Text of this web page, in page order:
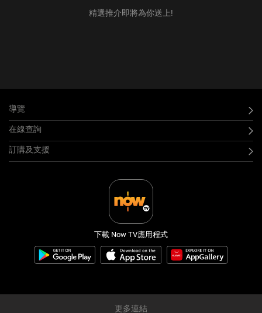
精選推介即將為你送上!
導覽
在線查詢
訂購及支援
下載 Now TV應用程式
更多連結